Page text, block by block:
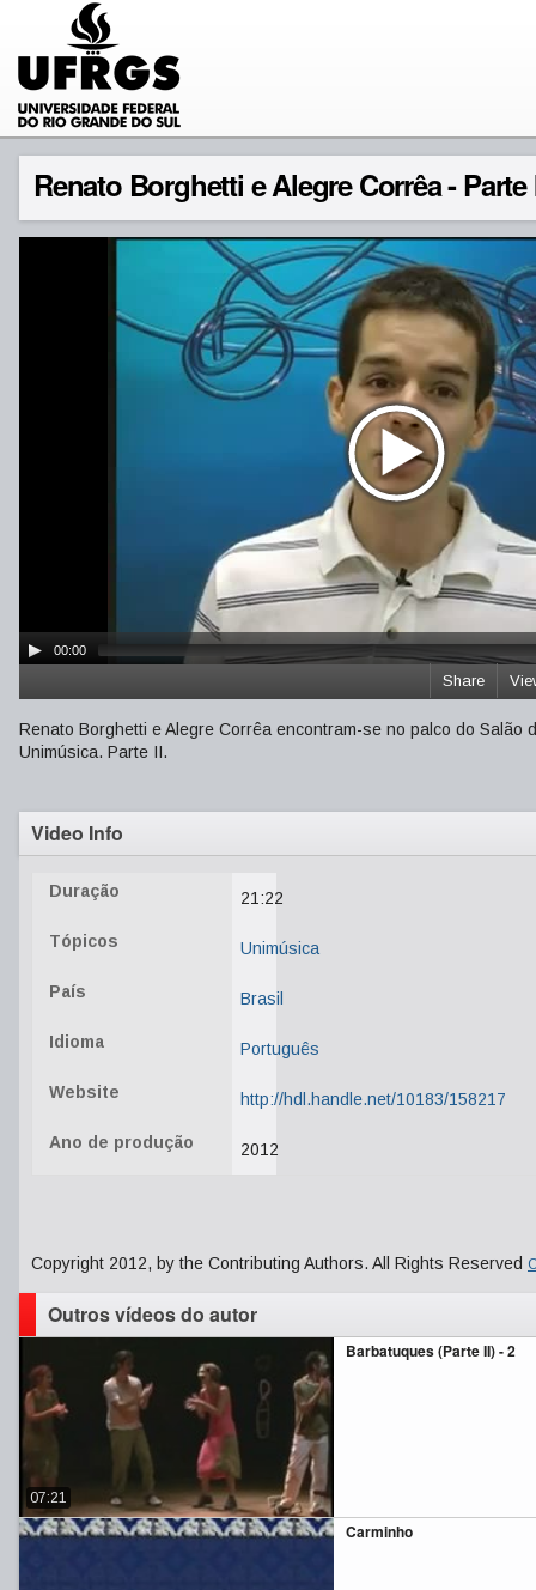
Renato Borghetti e Alegre Corrêa - Parte
00:00
Share
Renato Borghetti e Alegre Corrêa encontram-se no palco do
Unimúsica. Parte II.
Video Info
Duração 21:22
Tópicos Unimúsica
País Brasil
Idioma Português
Website http://hdl.handle.net/10183/158217
Ano de produção 2012
Copyright 2012, by the Contributing Authors. All Rights Reserved
Outros vídeos do autor
Barbatuques (Parte II) - 2
07:21
Carminho